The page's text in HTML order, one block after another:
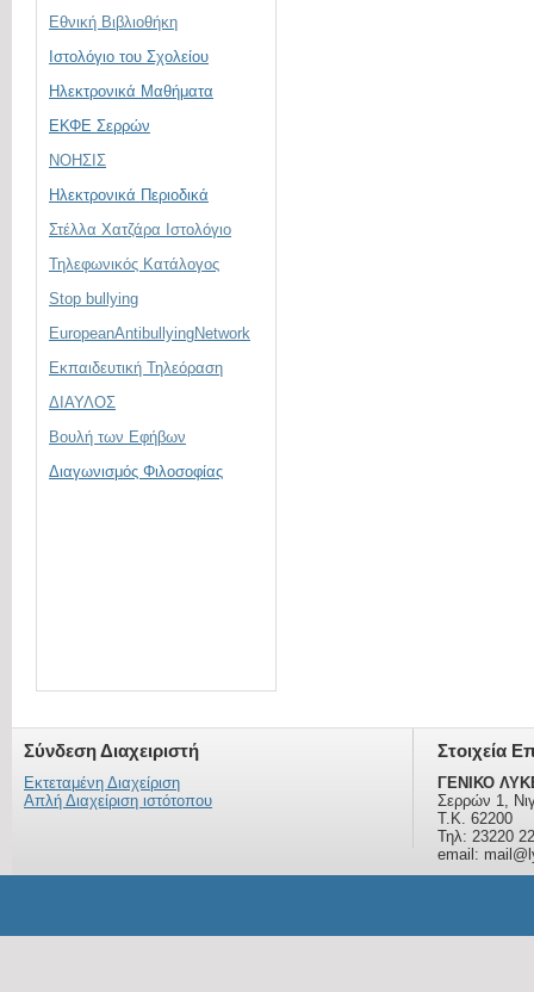
Εθνική Βιβλιοθήκη
Ιστολόγιο του Σχολείου
Ηλεκτρονικά Μαθήματα
ΕΚΦΕ Σερρών
ΝΟΗΣΙΣ
Ηλεκτρονικά Περιοδικά
Στέλλα Χατζάρα Ιστολόγιο
Τηλεφωνικός Κατάλογος
Stop bullying
EuropeanAntibullyingNetwork
Εκπαιδευτική Τηλεόραση
ΔΙΑΥΛΟΣ
Βουλή των Εφήβων
Διαγωνισμός Φιλοσοφίας
Σύνδεση Διαχειριστή
Εκτεταμένη Διαχείριση
Απλή Διαχείριση ιστότοπου
Στοιχεία
ΓΕΝΙΚΟ
Σερρών 1,
Τ.Κ. 62200
Τηλ: 23220
email: